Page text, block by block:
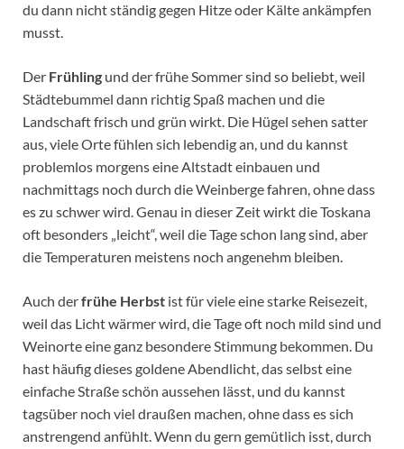
du dann nicht ständig gegen Hitze oder Kälte ankämpfen
musst.
Der Frühling und der frühe Sommer sind so beliebt, weil
Städtebummel dann richtig Spaß machen und die
Landschaft frisch und grün wirkt. Die Hügel sehen satter
aus, viele Orte fühlen sich lebendig an, und du kannst
problemlos morgens eine Altstadt einbauen und
nachmittags noch durch die Weinberge fahren, ohne dass
es zu schwer wird. Genau in dieser Zeit wirkt die Toskana
oft besonders „leicht“, weil die Tage schon lang sind, aber
die Temperaturen meistens noch angenehm bleiben.
Auch derfrühe Herbst ist für viele eine starke Reisezeit,
weil das Licht wärmer wird, die Tage oft noch mild sind und
Weinorte eine ganz besondere Stimmung bekommen. Du
hast häufig dieses goldene Abendlicht, das selbst eine
einfache Straße schön aussehen lässt, und du kannst
tagsüber noch viel draußen machen, ohne dass es sich
anstrengend anfühlt. Wenn du gern gemütlich isst, durch